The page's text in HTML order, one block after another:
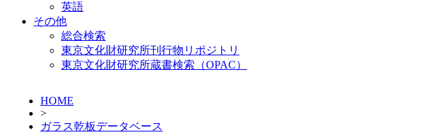
英語
その他
総合検索
東京文化財研究所刊行物リポジトリ
東京文化財研究所蔵書検索（OPAC）
HOME
>
ガラス乾板データベース